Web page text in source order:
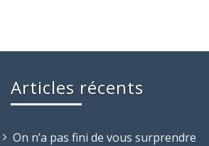
Articles récents
On n’a pas fini de vous surprendre